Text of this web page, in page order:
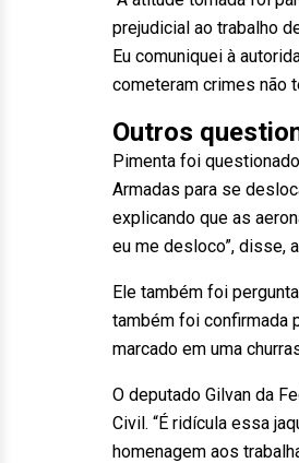
prejudicial ao trabalho
Eu comuniquei à
cometeram crimes não
Outros
Pimenta foi
Armadas para se
explicando que as
eu me desloco”, disse,
Ele também foi
também foi confirmada
marcado em uma
O deputado Gilvan da
Civil. “É ridícula essa
homenagem aos